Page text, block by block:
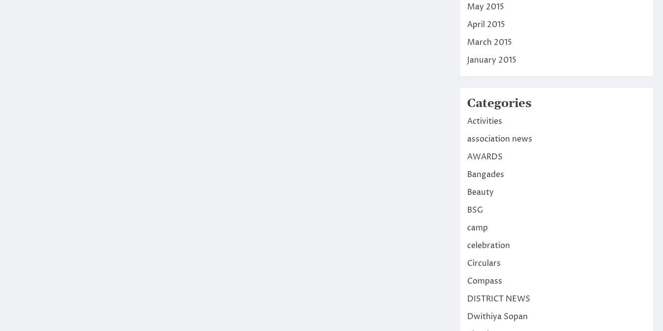
May 2015
April 2015
March 2015
January 2015
Categories
Activities
association news
AWARDS
Bangades
Beauty
BSG
camp
celebration
Circulars
Compass
DISTRICT NEWS
Dwithiya Sopan